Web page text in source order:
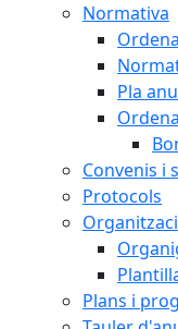
Normativa
Pla
Convenis i
Protocols
Plans i